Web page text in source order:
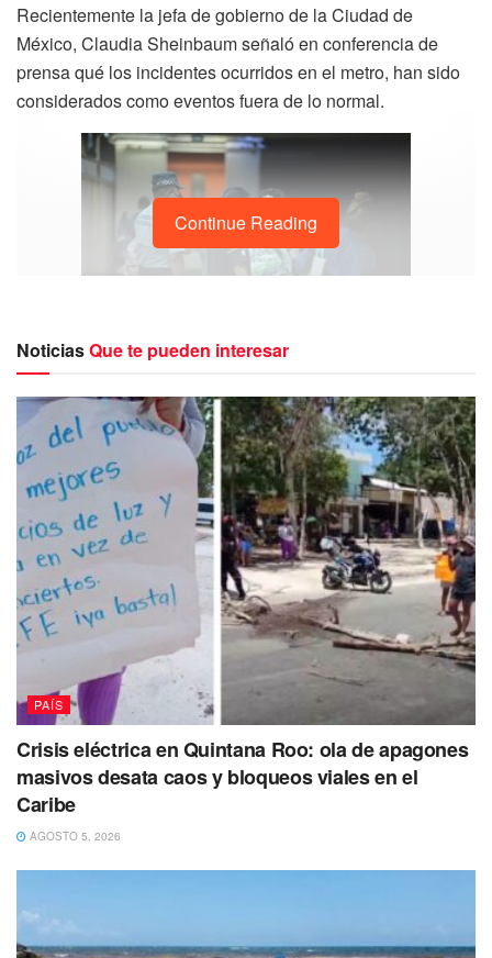
Recientemente la jefa de gobierno de la Ciudad de
México, Claudia Sheinbaum señaló en conferencia de
prensa qué los incidentes ocurridos en el metro, han sido
considerados como eventos fuera de lo normal.
Fiscalía capitalina dio a conocer la detención de una mujer
por haber tratado supuestamente de sabotear el servicio
de transporte.
Las autoridades señalaron qué fue encontrada arrojando
unas aspas a las vías de la estación centro médico
perteneciente a la línea 9.
Tras lo ocurrido la mujer fue detenida y llevada ante el
agente del ministerio público para que le sea integrada
una carpeta y su situación jurídica sea resuelta.
Te Puede Interesar:
pederasta capturado en Quintana Roo
Continue Reading
NoticiasQue te pueden interesar
PAÍS
Crisis eléctrica en Quintana Roo: ola de apagones
masivos desata caos y bloqueos viales en el
Caribe
AGOSTO 5, 2026